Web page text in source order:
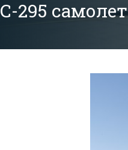
C-295 самолет